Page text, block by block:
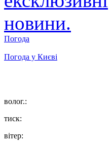
Погода
Погода у Києві
волог.:
тиск:
вітер: